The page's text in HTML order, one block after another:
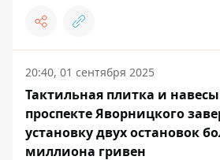
20:40, 01 сентября 2025
Тактильная плитка и
проспекте Яворницкого
установку двух остановок
миллиона гривен